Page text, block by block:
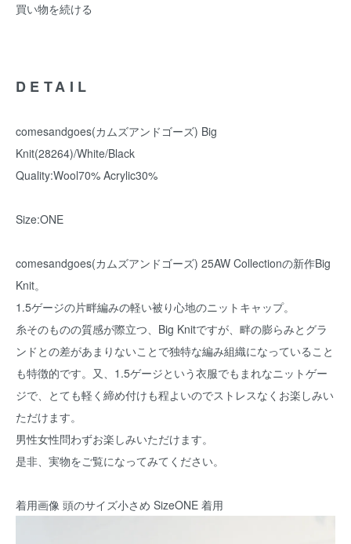
買い物を続ける
DETAIL
comesandgoes(カムズアンドゴーズ) Big
Knit(28264)/White/Black
Quality:Wool70% Acrylic30%
Size:ONE
comesandgoes(カムズアンドゴーズ) 25AW Collectionの新作Big
Knit。
1.5ゲージの片畔編みの軽い被り心地のニットキャップ。
糸そのものの質感が際立つ、Big Knitですが、畔の膨らみとグラ
ンドとの差があまりないことで独特な編み組織になっていること
も特徴的です。又、1.5ゲージという衣服でもまれなニットゲー
ジで、とても軽く締め付けも程よいのでストレスなくお楽しみい
ただけます。
男性女性問わずお楽しみいただけます。
是非、実物をご覧になってみてください。
着用画像 頭のサイズ小さめ SizeONE 着用